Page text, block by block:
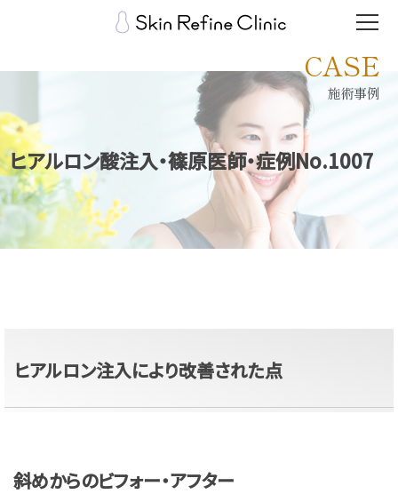
CASE
施術事例
ヒアルロン酸注入・篠原医師・症例No.1007
ヒアルロン注入により改善された点
斜めからのビフォー・アフター